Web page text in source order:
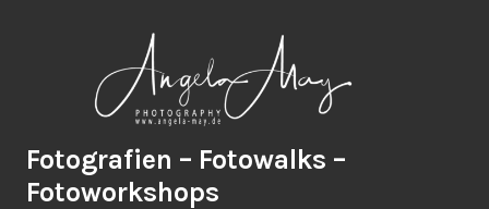
Fotografien – Fotowalks –
Fotoworkshops